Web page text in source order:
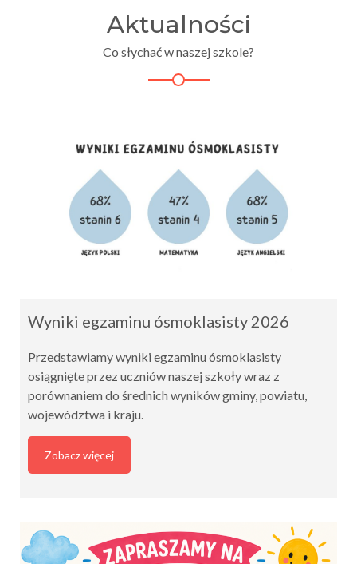
Aktualności
Co słychać w naszej szkole?
Wyniki egzaminu ósmoklasisty 2026
Przedstawiamy wyniki egzaminu ósmoklasisty
osiągnięte przez uczniów naszej szkoły wraz z
porównaniem do średnich wyników gminy, powiatu,
województwa i kraju.
Zobacz więcej